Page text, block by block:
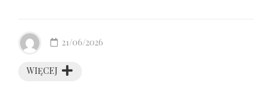
WIĘCEJ
21/06/2026